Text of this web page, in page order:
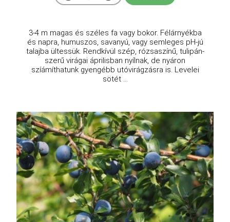
3-4 m magas és széles fa vagy bokor. Félárnyékba
és napra, humuszos, savanyú, vagy semleges pH-jú
talajba ültessük. Rendkívül szép, rózsaszínű, tulipán-
szerű virágai áprilisban nyílnak, de nyáron
szíámíthatunk gyengébb utóvirágzásra is. Levelei
sötét ...